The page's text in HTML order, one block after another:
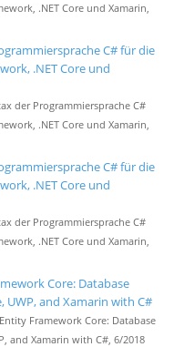
.NET Core und Xamarin,
C# für die
.NET Core und
der Programmiersprache C#
.NET Core und Xamarin,
C# für die
.NET Core und
der Programmiersprache C#
.NET Core und Xamarin,
Core: Database
UWP, and Xamarin with C#
Framework Core: Database
and Xamarin with C#, 6/2018